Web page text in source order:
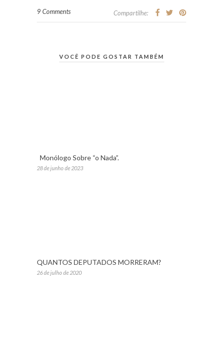
9 Comments Compartilhe:
VOCÊ PODE GOSTAR TAMBÉM
Monólogo Sobre “o Nada”.
28 de junho de 2023
QUANTOS DEPUTADOS MORRERAM?
26 de julho de 2020